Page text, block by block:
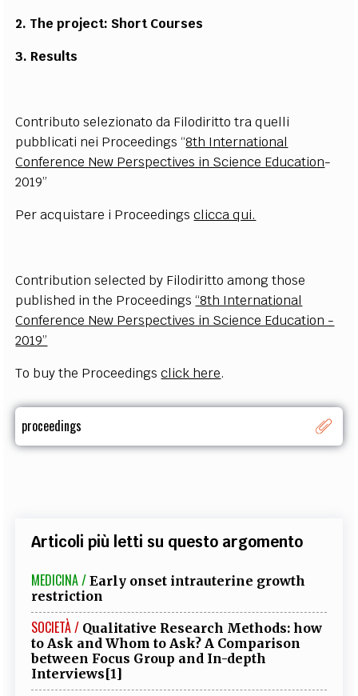
2. The project: Short Courses
3. Results
Contributo selezionato da Filodiritto tra quelli
pubblicati nei Proceedings “8th International
Conference New Perspectives in Science Education-
2019”
Per acquistare i Proceedingsclicca qui.
Contribution selected by Filodiritto among those
published in the Proceedings“8th International
Conference New Perspectives in Science Education -
2019”
To buy the Proceedingsclick here.
proceedings
Articoli più letti su questo argomento
MEDICINA / Early onset intrauterine growth
restriction
SOCIETÀ / Qualitative Research Methods: how
to Ask and Whom to Ask? A Comparison
between Focus Group and In-depth
Interviews[1]